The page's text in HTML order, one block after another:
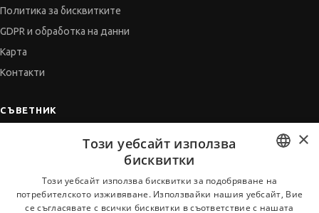
Политика за бисквитките
GDPR и обработка на данни
Карта
Контакти
СЪВЕТНИК
Когато получим оферта
BULGARIAN
ENGLISH
×
Този уебсайт използва
бисквитки
Този уебсайт използва бисквитки за подобряване на
потребителското изживяване. Използвайки нашия уебсайт, Вие
се съгласявате с всички бисквитки в съответствие с нашата